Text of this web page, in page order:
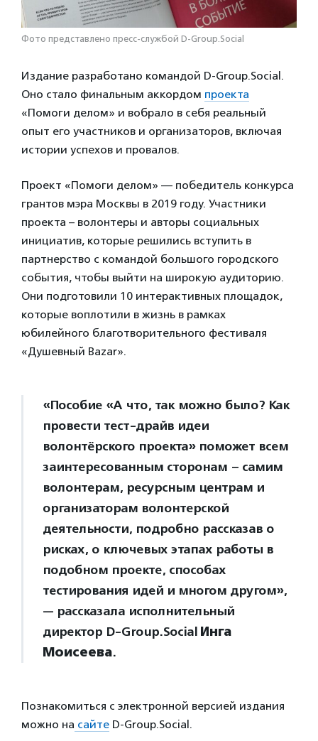
Фото представлено пресс-службой D-Group.Social
Издание разработано командой D-Group.Social.
Оно стало финальным аккордом проекта
«Помоги делом» и вобрало в себя реальный
опыт его участников и организаторов, включая
истории успехов и провалов.
Проект «Помоги делом» — победитель конкурса
грантов мэра Москвы в 2019 году. Участники
проекта – волонтеры и авторы социальных
инициатив, которые решились вступить в
партнерство с командой большого городского
события, чтобы выйти на широкую аудиторию.
Они подготовили 10 интерактивных площадок,
которые воплотили в жизнь в рамках
юбилейного благотворительного фестиваля
«Душевный Bazar».
«Пособие «А что, так можно было? Как
провести тест-драйв идеи
волонтёрского проекта» поможет всем
заинтересованным сторонам – самим
волонтерам, ресурсным центрам и
организаторам волонтерской
деятельности, подробно рассказав о
рисках, о ключевых этапах работы в
подобном проекте, способах
тестирования идей и многом другом»,
— рассказала исполнительный
директор D-Group.Social Инга
Моисеева.
Познакомиться с электронной версией издания
можно на сайте D-Group.Social.